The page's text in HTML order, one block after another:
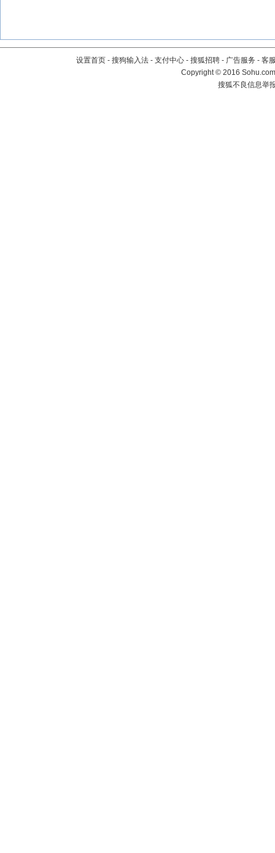
设置首页 - 搜狗输入法 - 支付中心 - 搜狐招聘 - 广告服务 - 客
Copyright©2016
搜狐不良信息举